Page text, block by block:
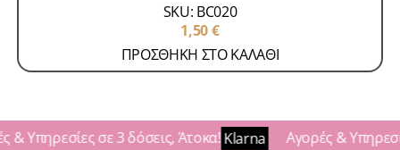
SKU: BC020
1,50€
ΠΡΟΣΘΗΚΗ ΣΤΟ ΚΑΛΑΘΙ
& Υπηρεσίες σε 3 δόσεις, Άτοκα!Klarna Αγορές &